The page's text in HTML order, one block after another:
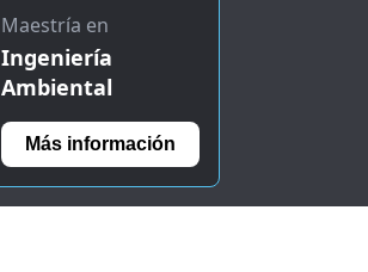
Maestría en
Ingeniería
Ambiental
Más información